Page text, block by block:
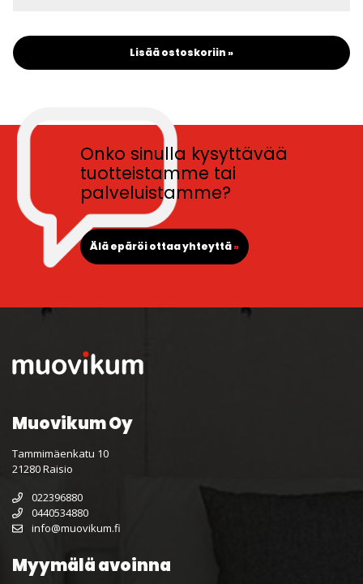
Lisää ostoskoriin »
Onko sinulla kysyttävää
tuotteistamme tai
palveluistamme?
Älä epäröi ottaa yhteyttä»
Muovikum Oy
Tammimäenkatu 10
21280 Raisio
022396880
0440534880
info@muovikum.fi
Myymälä avoinna